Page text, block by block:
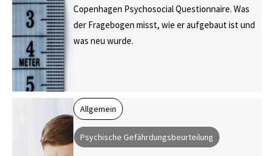
Copenhagen Psychosocial Questionnaire. Was
der Fragebogen misst, wie er aufgebaut ist und
was neu wurde.
Allgemein
Psychische Gefährdungsbeurteilung